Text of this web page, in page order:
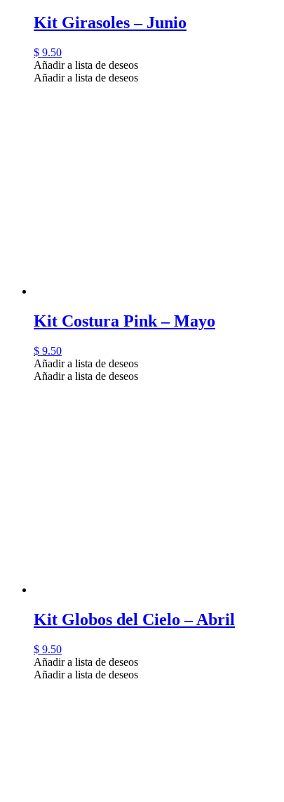
Kit Girasoles – Junio
$ 9.50
Añadir a lista de deseos
Añadir a lista de deseos
Kit Costura Pink – Mayo
$ 9.50
Añadir a lista de deseos
Añadir a lista de deseos
Kit Globos del Cielo – Abril
$ 9.50
Añadir a lista de deseos
Añadir a lista de deseos